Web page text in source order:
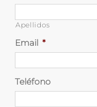
Apellidos
Email *
Teléfono